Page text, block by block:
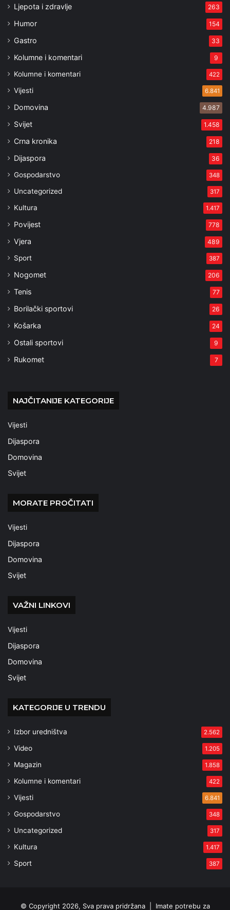
Ljepota i zdravlje 263
Humor 154
Gastro 33
Kolumne i komentari 9
Kolumne i komentari 422
Vijesti 6.841
Domovina 4.987
Svijet 1.458
Crna kronika 218
Dijaspora 36
Gospodarstvo 348
Uncategorized 317
Kultura 1.417
Povijest 778
Vjera 489
Sport 387
Nogomet 206
Tenis 77
Borilački sportovi 26
Košarka 24
Ostali sportovi 9
Rukomet 7
NAJČITANIJE KATEGORIJE
Vijesti
Dijaspora
Domovina
Svijet
MORATE PROČITATI
Vijesti
Dijaspora
Domovina
Svijet
VAŽNI LINKOVI
Vijesti
Dijaspora
Domovina
Svijet
KATEGORIJE U TRENDU
Izbor uredništva 2.562
Video 1.205
Magazin 1.858
Kolumne i komentari 422
Vijesti 6.841
Gospodarstvo 348
Uncategorized 317
Kultura 1.417
Sport 387
© Copyright 2026, Sva prava pridržana | Imate potrebu za